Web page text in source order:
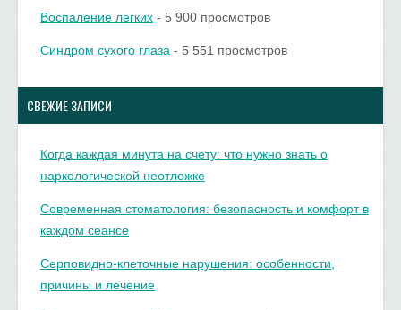
Воспаление легких - 5 900 просмотров
Синдром сухого глаза - 5 551 просмотров
СВЕЖИЕ ЗАПИСИ
Когда каждая минута на счету: что нужно знать о
наркологической неотложке
Современная стоматология: безопасность и комфорт в
каждом сеансе
Серповидно-клеточные нарушения: особенности,
причины и лечение